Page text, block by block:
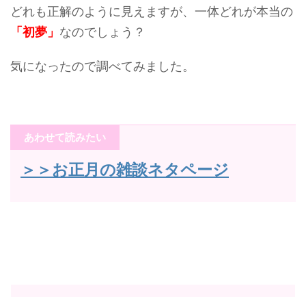
どれも正解のように見えますが、一体どれが本当の
「初夢」 なのでしょう？
気になったので調べてみました。
あわせて読みたい
＞＞お正月の雑談ネタページ